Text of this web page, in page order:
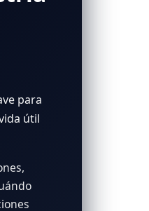
para
útil